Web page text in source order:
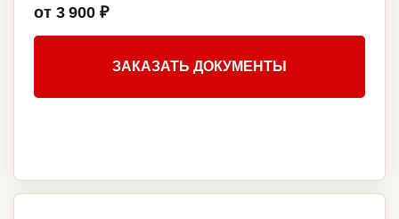
от 3 900 ₽
ЗАКАЗАТЬ ДОКУМЕНТЫ